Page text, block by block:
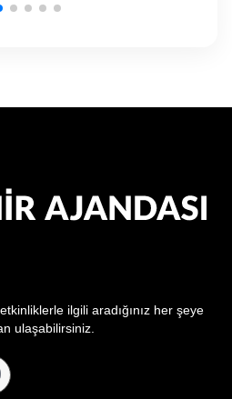
ilgili aradığınız her şeye
ulaşabilirsiniz.